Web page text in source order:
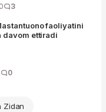
3
faoliyatini
davom ettiradi
0
Zidan